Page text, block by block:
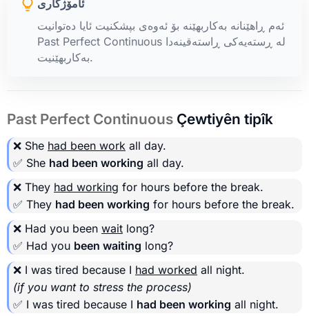
ئامۆژگاری
ئەم ڕاهێنانە بەکاربهێنە بۆ ئەوەی بپشکنیت ئایا دەتوانیت
Past Perfect Continuous لە ڕستەیەکی ڕاستەقینەدا
بەکاربهێنیت.
Past Perfect Continuous Çewtiyên tipîk
❌ She had been work all day.
✅ She had been working all day.
❌ They had working for hours before the break.
✅ They had been working for hours before the break.
❌ Had you been wait long?
✅ Had you been waiting long?
❌ I was tired because I had worked all night.
(if you want to stress the process)
✅ I was tired because I had been working all night.